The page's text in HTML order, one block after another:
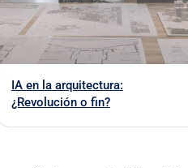
IA en la arquitectura:
¿Revolución o fin?